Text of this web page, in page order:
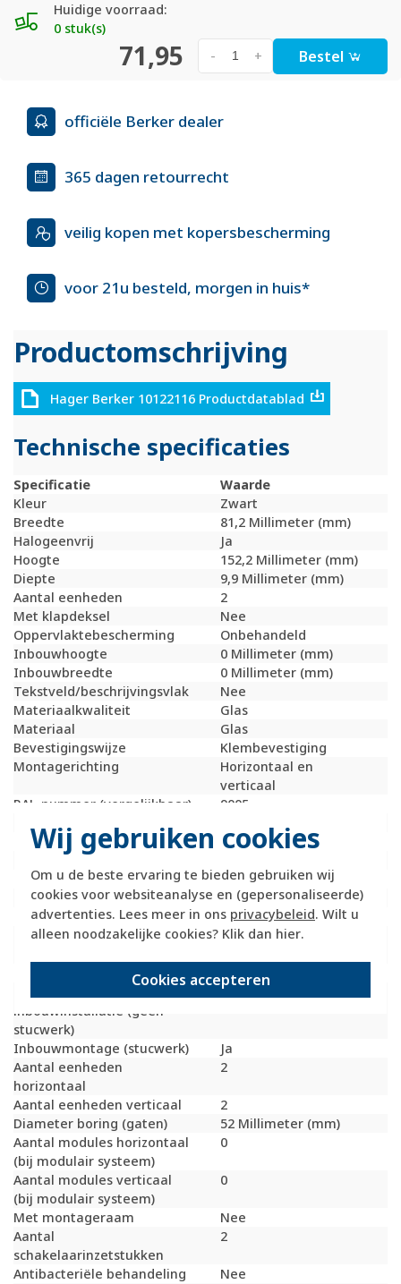
Wij gebruiken cookies
Om u de beste ervaring te bieden gebruiken wij
cookies voor websiteanalyse en (gepersonaliseerde)
advertenties. Lees meer in ons privacybeleid. Wilt u
alleen noodzakelijke cookies? Klik dan hier.
Cookies accepteren
Huidige voorraad:
0 stuk(s)
71,95 +
- Bestel
officiële Berker dealer
365 dagen retourrecht
veilig kopen met kopersbescherming
voor 21u besteld, morgen in huis*
Productomschrijving
Hager Berker 10122116 Productdatablad
Technische specificaties
Specificatie
Waarde
Kleur
Zwart
Breedte
81,2 Millimeter (mm)
Halogeenvrij
Ja
Hoogte
152,2 Millimeter (mm)
Diepte
9,9 Millimeter (mm)
Aantal eenheden
2
Met klapdeksel
Nee
Oppervlaktebescherming
Onbehandeld
Inbouwhoogte
0 Millimeter (mm)
Inbouwbreedte
0 Millimeter (mm)
Tekstveld/beschrijvingsvlak
Nee
Materiaalkwaliteit
Glas
Materiaal
Glas
Bevestigingswijze
Klembevestiging
Montagerichting
Horizontaal en
verticaal
RAL-nummer (vergelijkbaar)
9005
Beschermingsgraad (IP)
IP20
Transparant
Nee
Uitvoering oppervlakte
Glanzend
Geschikt voor wandgoot
Ja
Geschikt voor
Ja
Bondige uitvoering
Nee
inbouwinstallatie (geen
stucwerk)
Ja
Inbouwmontage (stucwerk)
Ja
Aantal eenheden
horizontaal
2
Aantal eenheden verticaal
2
Diameter boring (gaten)
52 Millimeter (mm)
Aantal modules horizontaal
(bij modulair systeem)
0
Aantal modules verticaal
(bij modulair systeem)
0
Met montageraam
Nee
Aantal
schakelaarinzetstukken
2
Antibacteriële behandeling Nee